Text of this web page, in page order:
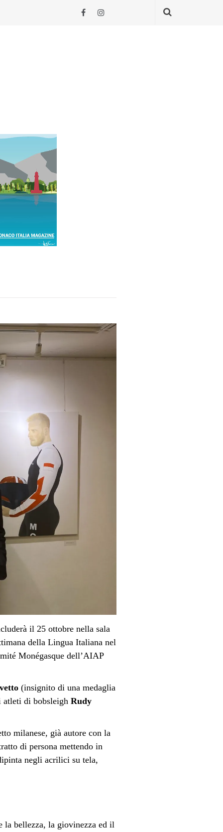
il 25 ottobre nella sala
della Lingua Italiana nel
Monégasque dell’AIAP
(insignito di una medaglia
atleti di bobsleigh Rudy
milanese, già autore con la
di persona mettendo in
negli acrilici su tela,
la bellezza, la giovinezza ed il